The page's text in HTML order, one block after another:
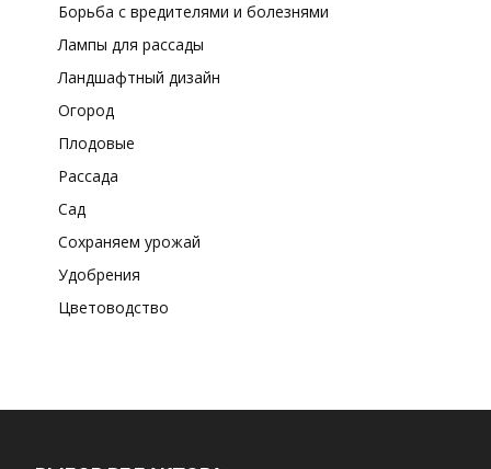
Борьба с вредителями и болезнями
Лампы для рассады
Ландшафтный дизайн
Огород
Плодовые
Рассада
Сад
Сохраняем урожай
Удобрения
Цветоводство